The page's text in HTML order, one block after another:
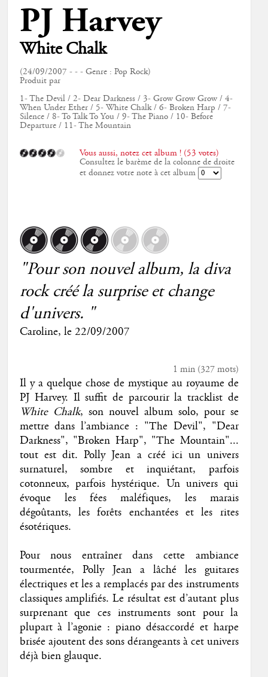
PJ Harvey
White Chalk
(24/09/2007 - - - Genre : Pop Rock)
Produit par
1- The Devil / 2- Dear Darkness / 3- Grow Grow Grow / 4-
When Under Ether / 5- White Chalk / 6- Broken Harp / 7-
Silence / 8- To Talk To You / 9- The Piano / 10- Before
Departure / 11- The Mountain
Vous aussi, notez cet album ! (53 votes)
Consultez le barème de la colonne de droite
et donnez votre note à cet album
"Pour son nouvel album, la diva
rock créé la surprise et change
d'univers. "
Caroline, le 22/09/2007
1 min(327mots)
Il y a quelque chose de mystique au royaume de
PJ Harvey. Il suffit de parcourir la tracklist de
White Chalk, son nouvel album solo, pour se
mettre dans l’ambiance : "The Devil", "Dear
Darkness", "Broken Harp", "The Mountain"...
tout est dit. Polly Jean a créé ici un univers
surnaturel, sombre et inquiétant, parfois
cotonneux, parfois hystérique. Un univers qui
évoque les fées maléfiques, les marais
dégoûtants, les forêts enchantées et les rites
ésotériques.
Pour nous entraîner dans cette ambiance
tourmentée, Polly Jean a lâché les guitares
électriques et les a remplacés par des instruments
classiques amplifiés. Le résultat est d’autant plus
surprenant que ces instruments sont pour la
plupart à l’agonie : piano désaccordé et harpe
brisée ajoutent des sons dérangeants à cet univers
déjà bien glauque.